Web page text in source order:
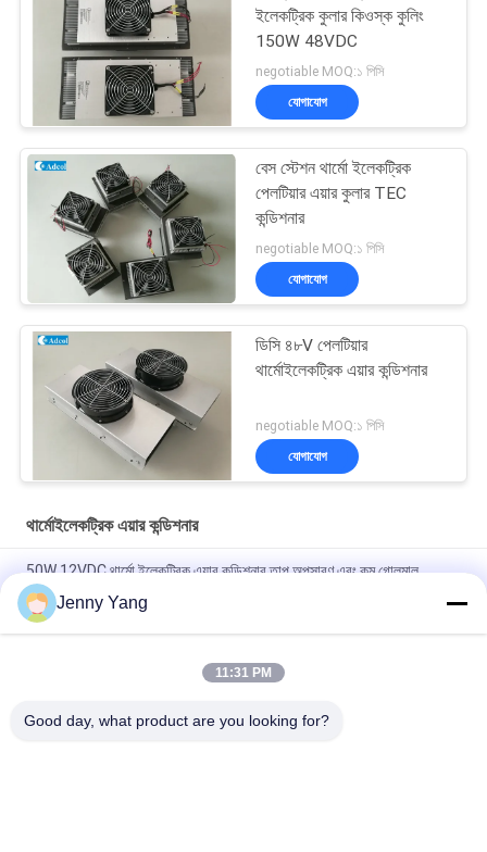
ইলেকট্রিক কুলার কিওস্ক কুলিং
150W 48VDC
negotiable MOQ:১ পিসি
যোগাযোগ
বেস স্টেশন থার্মো ইলেকট্রিক
পেলটিয়ার এয়ার কুলার TEC
কন্ডিশনার
negotiable MOQ:১ পিসি
যোগাযোগ
ডিসি ৪৮V পেলটিয়ার
থার্মোইলেকট্রিক এয়ার কন্ডিশনার
negotiable MOQ:১ পিসি
যোগাযোগ
থার্মোইলেকট্রিক এয়ার কন্ডিশনার
50W 12VDC থার্মো ইলেকট্রিক এয়ার কন্ডিশনার তাপ অপসারণ এবং কম গোলমাল
অপারেশন সঙ্গে বহিরঙ্গন এবং অভ্যন্তরীণ কিওস্ক জন্য ডিজাইন
কমপ্যাক্ট ডিজাইন এবং সলিড স্টেট অপারেশন সহ 200W 48VDC থার্মো ইলেকট্রিক এয়ার
Jenny Yang
11:31 PM
Good day, what product are you looking for?